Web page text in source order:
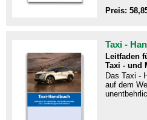
Preis:
Taxi -
Leitfaden
Taxi - und
Das Taxi -
auf dem